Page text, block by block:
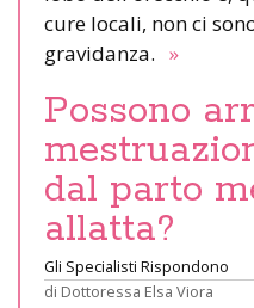
cure locali, non ci
gravidanza. »
Possono
dal parto
allatta?
Gli Specialisti Rispondono
di Dottoressa Elsa Viora